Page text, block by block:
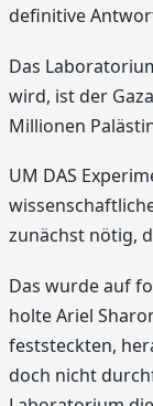
definitive
Das
wird, ist der
Millionen
UM DAS
zunächst nötig,
Das wurde auf
holte Ariel
feststeckten,
doch nicht